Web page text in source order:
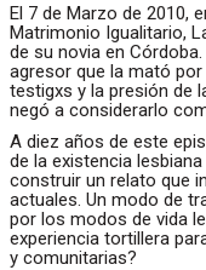
El 7 de Marzo de 2010,
Matrimonio Igualitario,
de su novia en
agresor que la mató
testigxs y la presión de
negó a considerarlo
A diez años de este
de la existencia
construir un relato que
actuales. Un modo de
por los modos de vida
experiencia tortillera
y comunitarias?